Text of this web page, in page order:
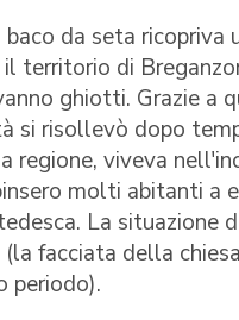
da seta ricopriva
territorio di
ghiotti. Grazie
si risollevò dopo
regione, viveva
molti abitanti a
La situazione
facciata della
periodo).